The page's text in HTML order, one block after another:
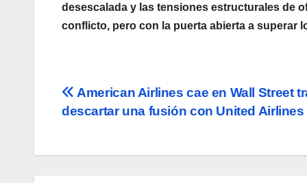
desescalada y las tensiones estructurales de
conflicto, pero con la puerta abierta a superar
Navegación
entradas
American Airlines cae en Wall Street
descartar una fusión con United Airlines